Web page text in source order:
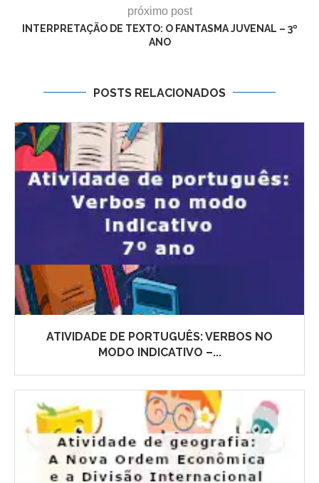
próximo post
INTERPRETAÇÃO DE TEXTO: O FANTASMA JUVENAL – 3º
ANO
POSTS RELACIONADOS
ATIVIDADE DE PORTUGUÊS: VERBOS NO
MODO INDICATIVO –...